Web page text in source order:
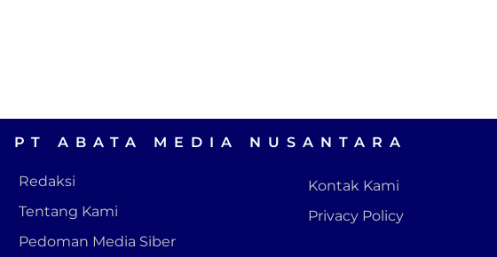
PT ABATA MEDIA NUSANTARA
Redaksi
Tentang Kami
Pedoman Media Siber
Kontak Kami
Privacy Policy